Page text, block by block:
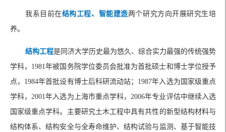
我系目前在结构工程、智能建造两个研究方向开展研究生培
养。
结构工程是同济大学历史最为悠久、综合实力最强的传统强势
学科，1981年被国务院学位委员会批准为首批硕士和博士学位授予
点，1984年首批设有博士后科研流动站；1987年入选为国家级重点
学科，2001年入选为上海市重点学科，2006年专业评估中继续入选
国家级重点学科。主要研究土木工程中具有共性的新型结构材料与
结构体系、结构安全与全寿命维护、结构试验与监测、基于智能技